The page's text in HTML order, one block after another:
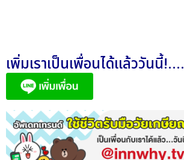
เพิ่มเราเป็นเพื่อนได้แล้ววันนี้!....